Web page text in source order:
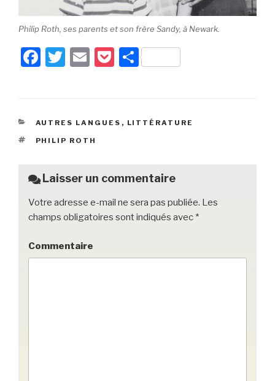
Philip Roth, ses parents et son frère Sandy, à Newark.
F
e
b
o
k
T
er
E
P
k
P
g
CATÉGORIES
AUTRES LANGUES , LITTÉRATURE
ÉTIQUETTES
PHILIP ROTH
Laisser un commentaire
Votre adresse e-mail ne sera pas publiée. Les
champs obligatoires sont indiqués avec *
Commentaire